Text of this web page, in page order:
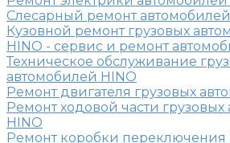
Слесарный ремонт
Кузовной ремонт грузовых
HINO - сервис и ремонт
Техническое обслуживание
автомобилей HINO
Ремонт двигателя грузовых
Ремонт ходовой части
HINO
Ремонт коробки переключения